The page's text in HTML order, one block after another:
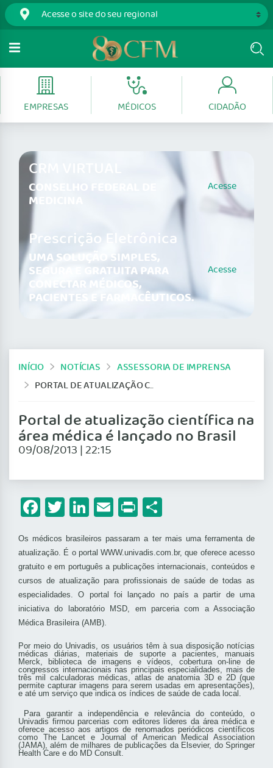
EMPRESAS MÉDICOS CIDADÃO
CRM VIRTUAL
CONSELHO FEDERAL DE
MEDICINA
Acesse
Prescrição Eletrônica
UMA SOLUÇÃO SIMPLES,
SEGURA E GRATUITA PARA
CONECTAR MÉDICOS,
PACIENTES E FARMACÊUTICOS.
Acesse
INÍCIO NOTÍCIAS
ASSESSORIA DE IMPRENSA
PORTAL DE ATUALIZAÇÃO CIENTÍFICA NA ÁREA MÉDICA É LANÇADO NO BRASIL
Portal de atualização científica na
área médica é lançado no Brasil
09/08/2013 | 22:15
Facebook
Twitter
LinkedIn
Email
Print
Os médicos brasileiros passaram a ter mais uma ferramenta de
atualização. É o portal WWW.univadis.com.br, que oferece acesso
gratuito e em português a publicações internacionais, conteúdos e
cursos de atualização para profissionais de saúde de todas as
especialidades. O portal foi lançado no país a partir de uma
iniciativa do laboratório MSD, em parceria com a Associação
Médica Brasileira (AMB).
Por meio do Univadis, os usuários têm à sua disposição notícias
médicas diárias, materiais de suporte a pacientes, manuais
Merck, biblioteca de imagens e vídeos, cobertura on-line de
congressos internacionais nas principais especialidades, mais de
três mil calculadoras médicas, atlas de anatomia 3D e 2D (que
permite capturar imagens para serem usadas em apresentações),
e até um serviço que indica os índices de saúde de cada local.
Para garantir a independência e relevância do conteúdo, o
Univadis firmou parcerias com editores líderes da área médica e
oferece acesso aos artigos de renomados periódicos científicos
como The Lancet e Journal of American Medical Association
(JAMA), além de milhares de publicações da Elsevier, do Springer
Health Care e do MD Consult.